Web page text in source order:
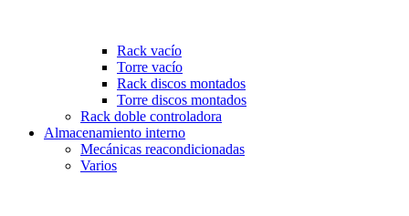
Rack vacío
Torre vacío
Rack discos montados
Torre discos montados
Rack doble controladora
Almacenamiento interno
Mecánicas reacondicionadas
Varios